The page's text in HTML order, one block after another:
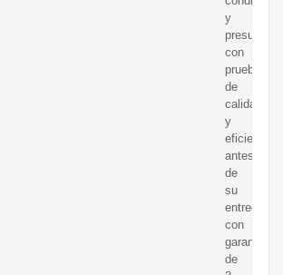
y
con
pruebas
de
calidad
y
eficiencia
antes
de
su
entrega;
con
garantía
de